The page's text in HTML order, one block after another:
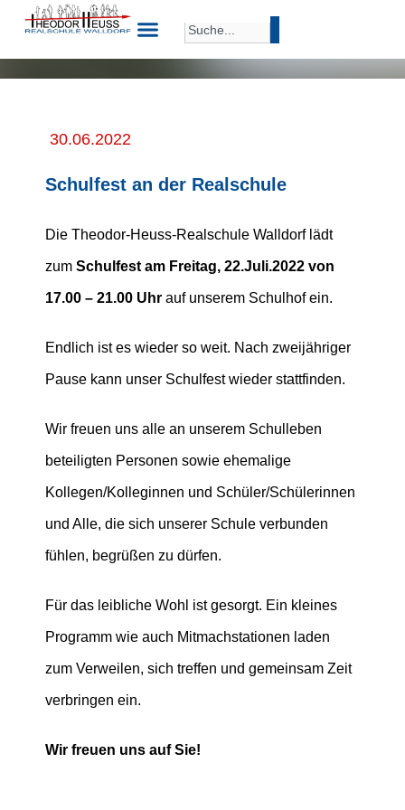
30.06.2022
Schulfest an der Realschule
Die Theodor-Heuss-Realschule Walldorf lädt
zum Schulfest am Freitag, 22.Juli.2022 von
17.00 – 21.00 Uhr auf unserem Schulhof ein.
Endlich ist es wieder so weit. Nach zweijähriger
Pause kann unser Schulfest wieder stattfinden.
Wir freuen uns alle an unserem Schulleben
beteiligten Personen sowie ehemalige
Kollegen/Kolleginnen und Schüler/Schülerinnen
und Alle, die sich unserer Schule verbunden
fühlen, begrüßen zu dürfen.
Für das leibliche Wohl ist gesorgt. Ein kleines
Programm wie auch Mitmachstationen laden
zum Verweilen, sich treffen und gemeinsam Zeit
verbringen ein.
Wir freuen uns auf Sie!